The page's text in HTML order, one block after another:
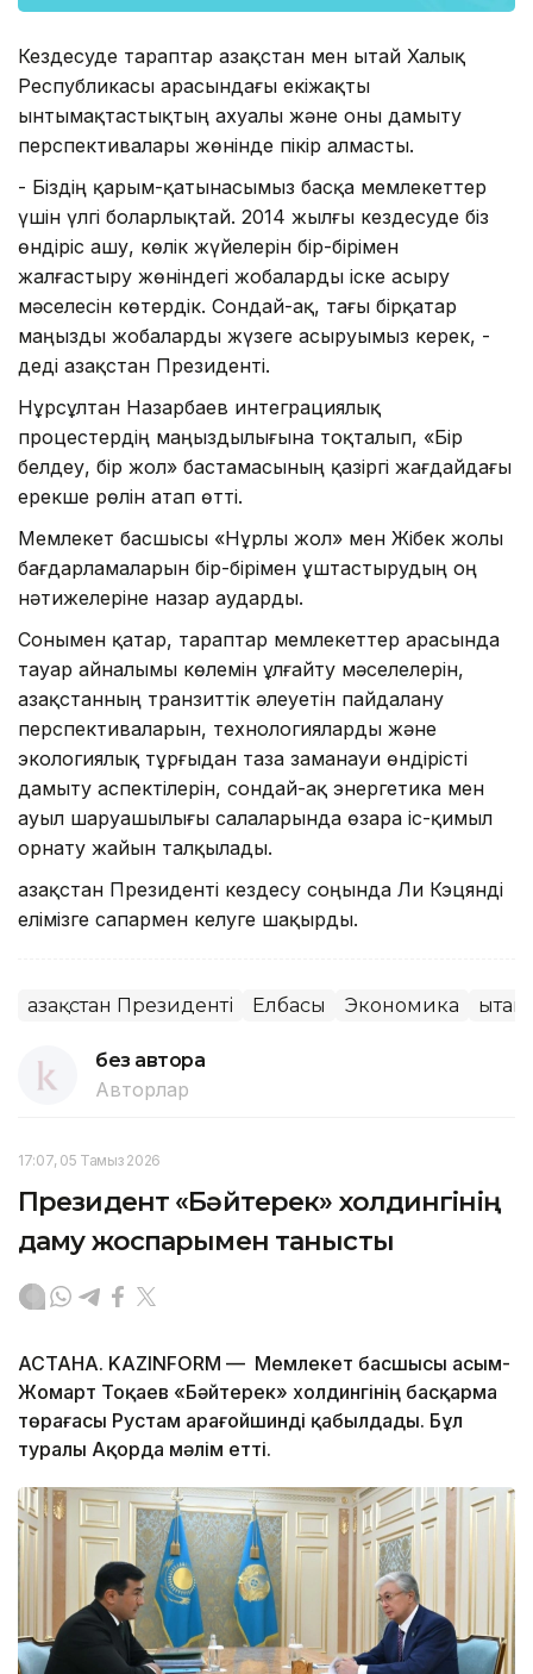
​Кездесуде тараптар Қазақстан мен Қытай Халық
Республикасы арасындағы екіжақты
ынтымақтастықтың ахуалы және оны дамыту
перспективалары жөнінде пікір алмасты.
- Біздің қарым-қатынасымыз басқа мемлекеттер
үшін үлгі боларлықтай. 2014 жылғы кездесуде біз
өндіріс ашу, көлік жүйелерін бір-бірімен
жалғастыру жөніндегі жобаларды іске асыру
мәселесін көтердік. Сондай-ақ, тағы бірқатар
маңызды жобаларды жүзеге асыруымыз керек, -
деді Қазақстан Президенті.
Нұрсұлтан Назарбаев интеграциялық
процестердің маңыздылығына тоқталып, «Бір
белдеу, бір жол» бастамасының қазіргі жағдайдағы
ерекше рөлін атап өтті.
Мемлекет басшысы «Нұрлы жол» мен Жібек жолы
бағдарламаларын бір-бірімен ұштастырудың оң
нәтижелеріне назар аударды.
Сонымен қатар, тараптар мемлекеттер арасында
тауар айналымы көлемін ұлғайту мәселелерін,
Қазақстанның транзиттік әлеуетін пайдалану
перспективаларын, технологияларды және
экологиялық тұрғыдан таза заманауи өндірісті
дамыту аспектілерін, сондай-ақ энергетика мен
ауыл шаруашылығы салаларында өзара іс-қимыл
орнату жайын талқылады.
Қазақстан Президенті кездесу соңында Ли Кэцянді
елімізге сапармен келуге шақырды.
Қазақстан Президенті Елбасы Экономика Қытай
без автора
Авторлар
17:07, 05 Тамыз 2026
Президент «Бәйтерек» холдингінің
даму жоспарымен танысты
АСТАНА. KAZINFORM — Мемлекет басшысы Қасым-
Жомарт Тоқаев «Бәйтерек» холдингінің басқарма
төрағасы Рустам Қарағойшинді қабылдады. Бұл
туралы Ақорда мәлім етті.